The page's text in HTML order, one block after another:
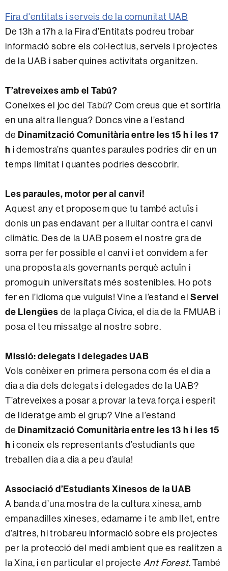
Fira d'entitats i serveis de la comunitat UAB
De 13h a 17h a la Fira d’Entitats podreu trobar
informació sobre els col·lectius, serveis i projectes
de la UAB i saber quines activitats organitzen.
T’atreveixes amb el Tabú?
Coneixes el joc del Tabú? Com creus que et sortiria
en una altra llengua? Doncs vine a l’estand
de Dinamització Comunitària entre les 15 h i les 17
h i demostra’ns quantes paraules podries dir en un
temps limitat i quantes podries descobrir.
Les paraules, motor per al canvi!
Aquest any et proposem que tu també actuïs i
donis un pas endavant per a lluitar contra el canvi
climàtic. Des de la UAB posem el nostre gra de
sorra per fer possible el canvi i et convidem a fer
una proposta als governants perquè actuïn i
promoguin universitats més sostenibles. Ho pots
fer en l’idioma que vulguis! Vine a l’estand elServei
de Llengües de la plaça Cívica, el dia de la FMUAB i
posa el teu missatge al nostre sobre.
Missió: delegats i delegades UAB
Vols conèixer en primera persona com és el dia a
dia a dia dels delegats i delegades de la UAB?
T’atreveixes a posar a provar la teva força i esperit
de lideratge amb el grup? Vine a l’estand
de Dinamització Comunitària entre les 13 h i les 15
h i coneix els representants d’estudiants que
treballen dia a dia a peu d’aula!
Associació d’Estudiants Xinesos de la UAB
A banda d’una mostra de la cultura xinesa, amb
empanadilles xineses, edamame i te amb llet, entre
d’altres, hi trobareu informació sobre els projectes
per la protecció del medi ambient que es realitzen a
la Xina, i en particular el projecte Ant Forest. També